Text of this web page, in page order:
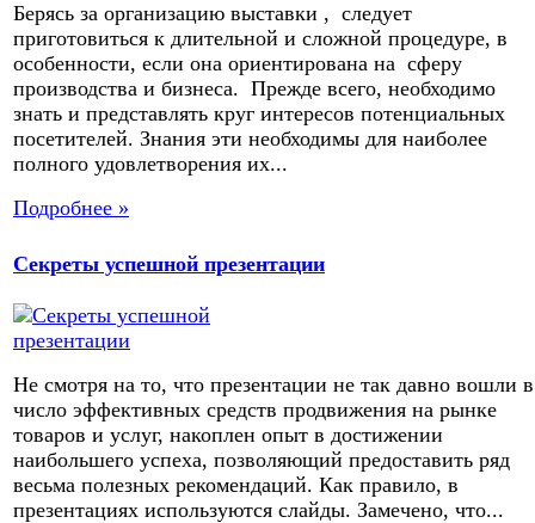
Берясь за организацию выставки , следует
приготовиться к длительной и сложной процедуре, в
особенности, если она ориентирована на сферу
производства и бизнеса. Прежде всего, необходимо
знать и представлять круг интересов потенциальных
посетителей. Знания эти необходимы для наиболее
полного удовлетворения их...
Подробнее »
Секреты успешной презентации
Не смотря на то, что презентации не так давно вошли в
число эффективных средств продвижения на рынке
товаров и услуг, накоплен опыт в достижении
наибольшего успеха, позволяющий предоставить ряд
весьма полезных рекомендаций. Как правило, в
презентациях используются слайды. Замечено, что...